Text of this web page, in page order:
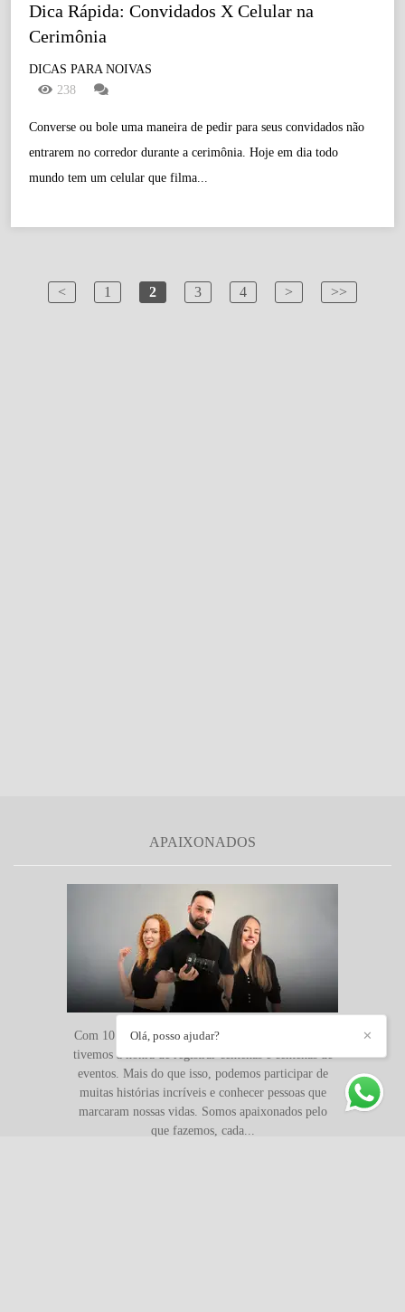
Dica Rápida: Convidados X Celular na
Cerimônia
DICAS PARA NOIVAS
238
Converse ou bole uma maneira de pedir para seus convidados não
entrarem no corredor durante a cerimônia. Hoje em dia todo
mundo tem um celular que filma...
< 1 2 3 4 > >>
APAIXONADOS
Com 10 anos de experiência nós, da CRIATIVUS,
tivemos a honra de registrar centenas e centenas de
eventos. Mais do que isso, podemos participar de
muitas histórias incríveis e conhecer pessoas que
marcaram nossas vidas. Somos apaixonados pelo
que fazemos, cada...
✕
Olá, posso ajudar?